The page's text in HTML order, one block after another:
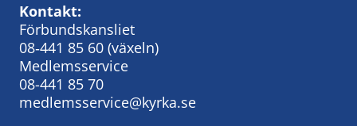
Kontakt:
Förbundskansliet
08‑441 85 60 (växeln)
Medlemsservice
08-441 85 70
medlemsservice@kyrka.se